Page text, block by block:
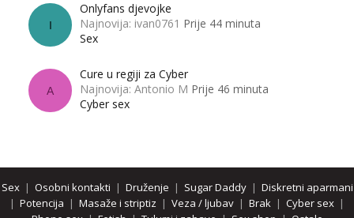
I
Onlyfans djevojke
Najnovija: ivan0761 Prije 44 minuta
Sex
A
Cure u regiji za Cyber
Najnovija: Antonio M Prije 46 minuta
Cyber sex
Sex| Osobni kontakti | Druženje | Sugar Daddy| Diskretni aparmani
| Potencija | Masaže i striptiz | Veza / ljubav | Brak | Cyber sex |